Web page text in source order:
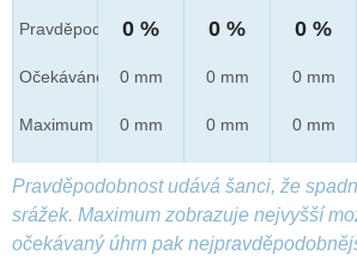
Pravděpod.
Očekáváno
Maximum
0 %
0 mm
0 mm
0 %
0 mm
0 mm
0 %
0 mm
0 mm
Pravděpodobnost udává šanci, že
srážek. Maximum zobrazuje nejvyšší
očekávaný úhrn pak